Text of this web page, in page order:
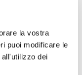
la vostra
puoi modificare le
dei
che nel
definì i
la libertà”la